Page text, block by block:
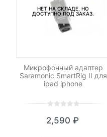
НЕТ НА СКЛАДЕ, НО
ДОСТУПНО ПОД ЗАКАЗ.
Микрофонный адаптер
Saramonic SmartRig II для
ipad iphone
out
2,590 ₽